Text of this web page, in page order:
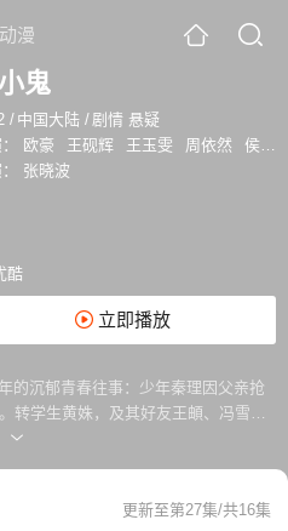
动漫
鬼
/ 中国大陆 /剧情 悬疑
欧豪 王砚辉 王玉雯 周依然
侯雯元
张晓波
酷
立即播放
的沉郁青春往事：少年秦理因父亲抢
转学生黄姝，及其好友王頔、冯雪娇
了一段珍贵的校园情谊。然而，成长
更新至第27集/共16集